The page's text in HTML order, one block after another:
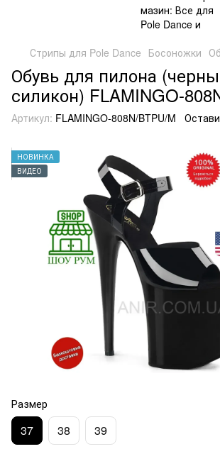
Стрипы для Pole Dance Босоножки
Обувь для пилона
силикон) FLAMINGO-
Артикул: FLAMINGO-808N/BTPU/M
НОВИНКА
ВИДЕО
Размер
37 38 39